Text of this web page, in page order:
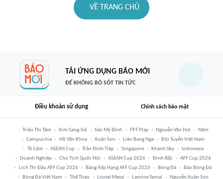
VỀ TRANG CHỦ
TẢI ỨNG DỤNG BÁO MỚI
ĐỂ KHÔNG BỎ SÓT TIN TỨC
Điều khoản sử dụng Chính sách bảo mật
Triệu Thị Tâm Kim Sang-Sik Sân Mỹ Đình FPT Play Nguyễn Văn Hợi
Năm
Campuchia
Hồ Văn Khoa Xuân Son Liên Bang Nga
Đội Tuyển Việt Nam
Tô Lâm
ASEAN Cup Trần Đình Tiệp Singapore Khánh Sky
Indonesia
Doanh Nghiệp
Chủ Tịch Quốc Hội ASEAN Cup 2026 Đình Bắc
AFF Cup 2026
Lịch Thi Đấu AFF Cup 2026
Bảng Xếp Hạng AFF Cup 2026 Bóng Đá
Báo Bóng Đá
Bóng Đá Việt Nam
Thể Thao Lionel Messi Lamine Yamal Nguyễn Xuân Son